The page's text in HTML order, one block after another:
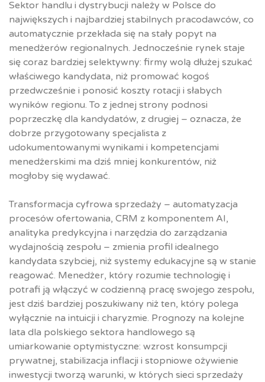
Sektor handlu i dystrybucji należy w Polsce do
największych i najbardziej stabilnych pracodawców, co
automatycznie przekłada się na stały popyt na
menedżerów regionalnych. Jednocześnie rynek staje
się coraz bardziej selektywny: firmy wolą dłużej szukać
właściwego kandydata, niż promować kogoś
przedwcześnie i ponosić koszty rotacji i słabych
wyników regionu. To z jednej strony podnosi
poprzeczkę dla kandydatów, z drugiej – oznacza, że
dobrze przygotowany specjalista z
udokumentowanymi wynikami i kompetencjami
menedżerskimi ma dziś mniej konkurentów, niż
mogłoby się wydawać.
Transformacja cyfrowa sprzedaży – automatyzacja
procesów ofertowania, CRM z komponentem AI,
analityka predykcyjna i narzędzia do zarządzania
wydajnością zespołu – zmienia profil idealnego
kandydata szybciej, niż systemy edukacyjne są w stanie
reagować. Menedżer, który rozumie technologię i
potrafi ją włączyć w codzienną pracę swojego zespołu,
jest dziś bardziej poszukiwany niż ten, który polega
wyłącznie na intuicji i charyzmie. Prognozy na kolejne
lata dla polskiego sektora handlowego są
umiarkowanie optymistyczne: wzrost konsumpcji
prywatnej, stabilizacja inflacji i stopniowe ożywienie
inwestycji tworzą warunki, w których sieci sprzedaży